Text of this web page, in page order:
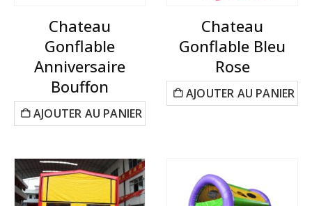
Chateau
Gonflable
Anniversaire
Bouffon
AJOUTER AU PANIER
Chateau
Gonflable Bleu
Rose
AJOUTER AU PANIER